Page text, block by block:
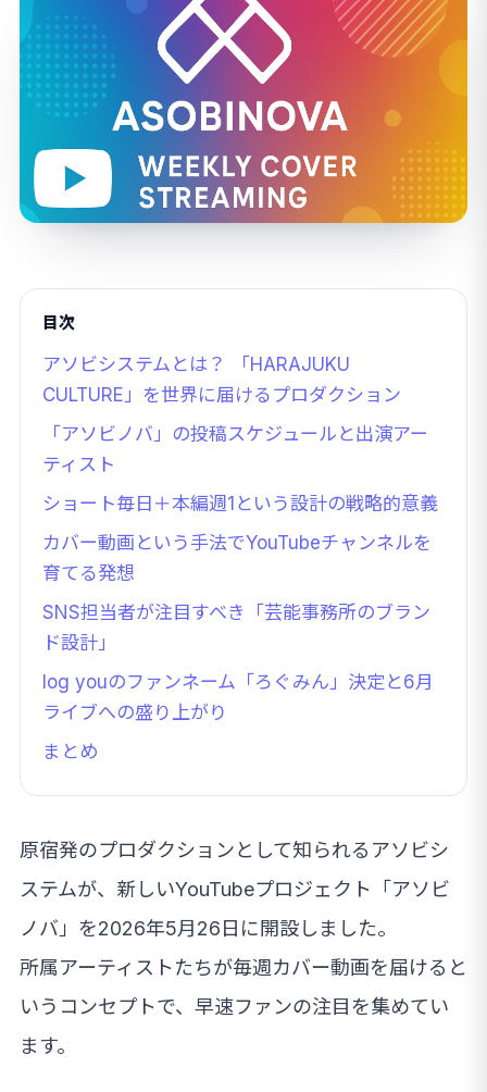
目次
アソビシステムとは？ 「HARAJUKU
CULTURE」を世界に届けるプロダクション
「アソビノバ」の投稿スケジュールと出演アー
ティスト
ショート毎日＋本編週1という設計の戦略的意義
カバー動画という手法でYouTubeチャンネルを
育てる発想
SNS担当者が注目すべき「芸能事務所のブラン
ド設計」
log youのファンネーム「ろぐみん」決定と6月
ライブへの盛り上がり
まとめ
原宿発のプロダクションとして知られるアソビシ
ステムが、新しいYouTubeプロジェクト「アソビ
ノバ」を2026年5月26日に開設しました。
所属アーティストたちが毎週カバー動画を届けると
いうコンセプトで、早速ファンの注目を集めてい
ます。